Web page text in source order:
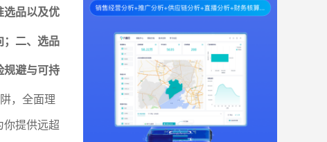
选品以及优
；二、选品
规避与可持
，全面理
提供远超